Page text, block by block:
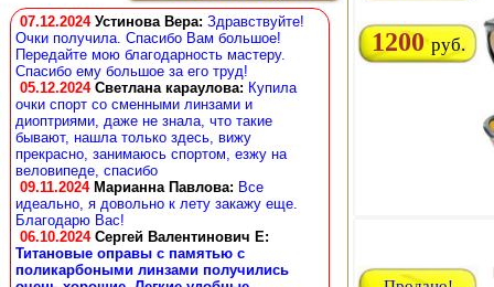
07.12.2024 Устинова Вера: Здравствуйте!
Очки получила. Спасибо Вам большое!
Передайте мою благодарность мастеру.
Спасибо ему большое за его труд!
05.12.2024 Светлана караулова: Купила
очки спорт со сменными линзами и
диоптриями, даже не знала, что такие
бывают, нашла только здесь, вижу
прекрасно, занимаюсь спортом, езжу на
веловипеде, спасибо
09.11.2024 Марианна Павлова: Все
идеально, я довольно к лету закажу еще.
Благодарю Вас!
06.10.2024 Сергей Валентинович Е:
Титановые оправы с памятью с
поликарбоными линзами получились
1200 руб.